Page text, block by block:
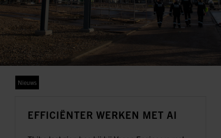
Nieuws
EFFICIËNTER WERKEN MET AI